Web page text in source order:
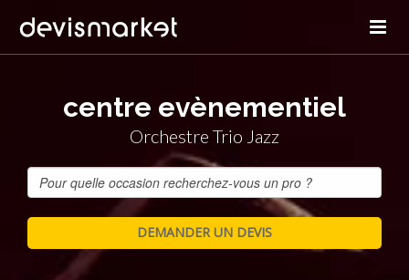
centre evènementiel
Orchestre Trio Jazz